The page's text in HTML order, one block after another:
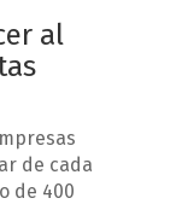
al
de cada
de 400